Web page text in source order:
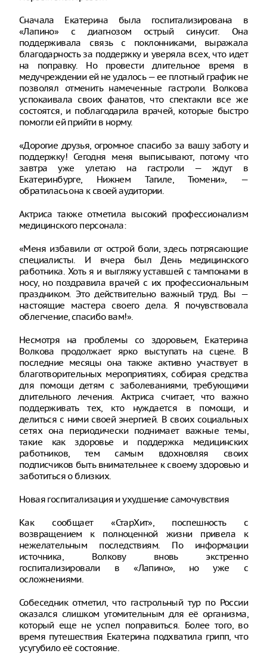
Сначала Екатерина была госпитализирована в
«Лапино» с диагнозом острый синусит. Она
поддерживала связь с поклонниками, выражала
благодарность за поддержку и уверяла всех, что идет
на поправку. Но провести длительное время в
медучреждении ей не удалось — ее плотный график не
позволял отменить намеченные гастроли. Волкова
успокаивала своих фанатов, что спектакли все же
состоятся, и поблагодарила врачей, которые быстро
помогли ей прийти в норму.
«Дорогие друзья, огромное спасибо за вашу заботу и
поддержку! Сегодня меня выписывают, потому что
завтра уже улетаю на гастроли — ждут в
Екатеринбурге, Нижнем Тагиле, Тюмени», —
обратилась она к своей аудитории.
Актриса также отметила высокий профессионализм
медицинского персонала:
«Меня избавили от острой боли, здесь потрясающие
специалисты. И вчера был День медицинского
работника. Хоть я и выгляжу уставшей с тампонами в
носу, но поздравила врачей с их профессиональным
праздником. Это действительно важный труд. Вы —
настоящие мастера своего дела. Я почувствовала
облегчение, спасибо вам!».
Несмотря на проблемы со здоровьем, Екатерина
Волкова продолжает ярко выступать на сцене. В
последние месяцы она также активно участвует в
благотворительных мероприятиях, собирая средства
для помощи детям с заболеваниями, требующими
длительного лечения. Актриса считает, что важно
поддерживать тех, кто нуждается в помощи, и
делиться с ними своей энергией. В своих социальных
сетях она периодически поднимает важные темы,
такие как здоровье и поддержка медицинских
работников, тем самым вдохновляя своих
подписчиков быть внимательнее к своему здоровью и
заботиться о близких.
Новая госпитализация и ухудшение самочувствия
Как сообщает «СтарХит», поспешность с
возвращением к полноценной жизни привела к
нежелательным последствиям. По информации
источника, Волкову вновь экстренно
госпитализировали в «Лапино», но уже с
осложнениями.
Собеседник отметил, что гастрольный тур по России
оказался слишком утомительным для её организма,
который еще не успел поправиться. Более того, во
время путешествия Екатерина подхватила грипп, что
усугубило её состояние.